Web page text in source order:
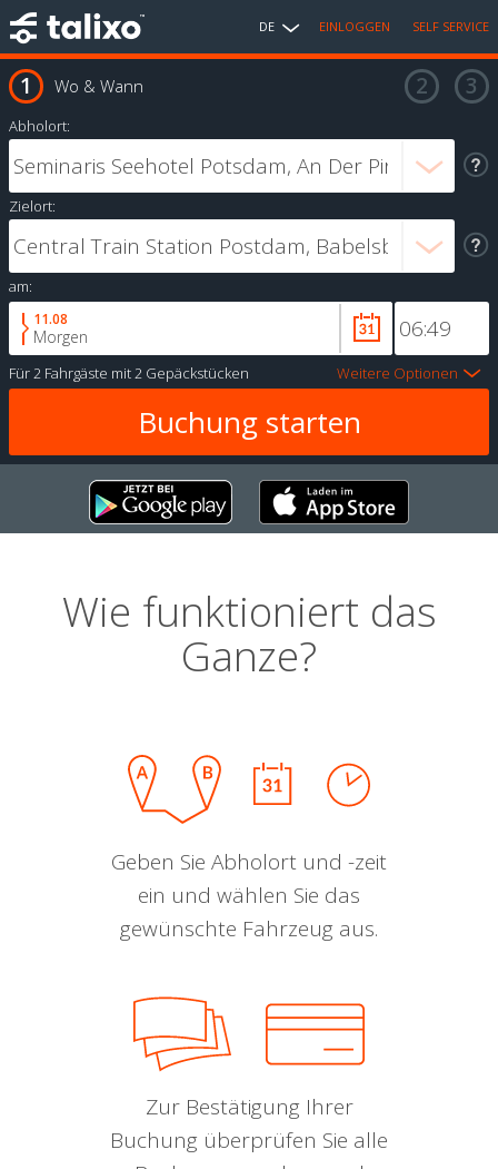
DE EINLOGGEN SELF SERVICE
Wo & Wann
Abholort:
Zielort:
am:
11.08
Morgen
Für2 Fahrgäste mit2 Gepäckstücken Weitere Optionen
Wie funktioniert das
Ganze?
Geben Sie Abholort und -zeit
ein und wählen Sie das
gewünschte Fahrzeug aus.
Zur Bestätigung Ihrer
Buchung überprüfen Sie alle